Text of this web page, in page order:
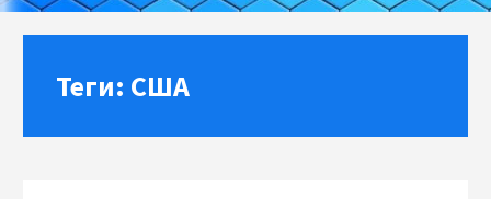
Теги: США